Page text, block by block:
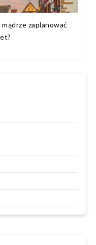
zaplanować